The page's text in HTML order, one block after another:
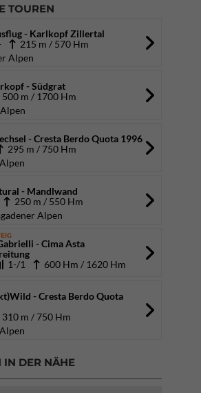
TOUREN
- Karlkopf Zillertal
215 m / 570 Hm
Alpen
- Südgrat
500 m / 1700 Hm
- Cresta Berdo Quota 1996
295 m / 750 Hm
- Mandlwand
250 m / 550 Hm
Alpen
- Cima Asta
1-/1 600 Hm / 1620 Hm
- Cresta Berdo Quota
310 m / 750 Hm
IN DER NÄHE